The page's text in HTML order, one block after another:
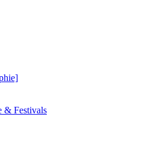
& Festivals